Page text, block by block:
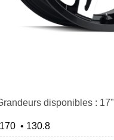
disponibles : 17"
• 130.8